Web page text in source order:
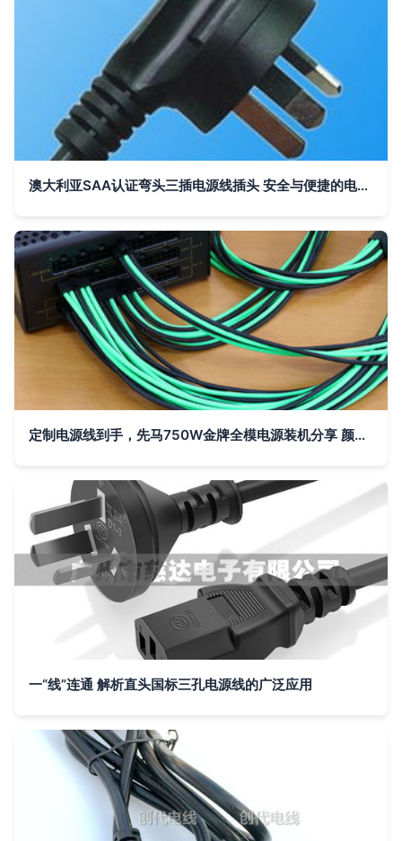
澳大利亚SAA认证弯头三插电源线插头 安全与便捷的电力连接解决方案
定制电源线到手，先马750W金牌全模电源装机分享 颜值与性能的双重进化
一“线”连通 解析直头国标三孔电源线的广泛应用